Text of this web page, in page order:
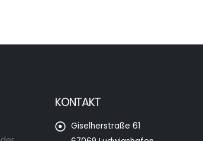
KONTAKT
Giselherstraße 61